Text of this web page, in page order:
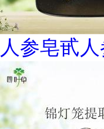
人参皂甙